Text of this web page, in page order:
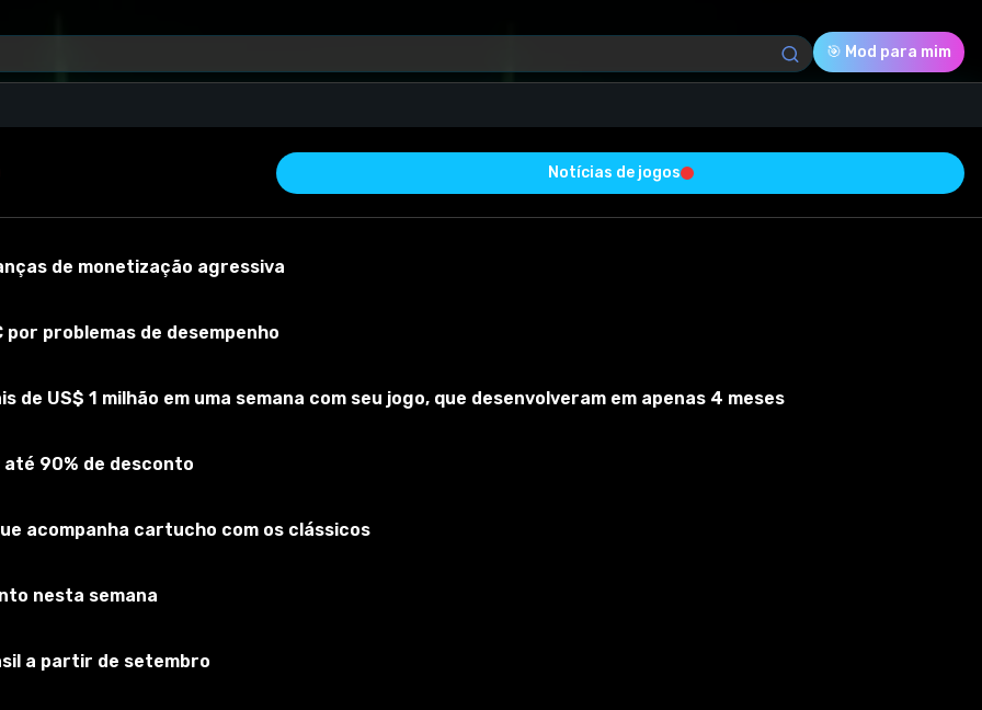
🎯 Mod para mim
Versão do mod:1,0
se no jogo
Download (203.06 Kb)
Notícias de jogos
de monetização agressiva
problemas de desempenho
US$ 1 milhão em uma semana com seu jogo, que desenvolveram em apenas 4 meses
até 90% de desconto
acompanha cartucho com os clássicos
nesta semana
a partir de setembro